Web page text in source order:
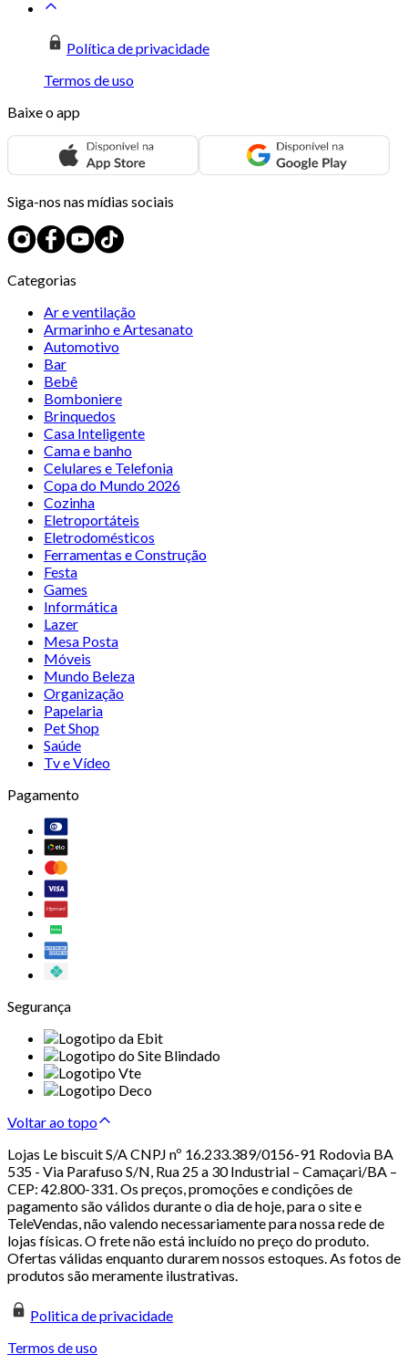
Política de privacidade
Termos de uso
Baixe o app
Siga-nos nas mídias sociais
Categorias
Ar e ventilação
Armarinho e Artesanato
Automotivo
Bar
Bebê
Bomboniere
Brinquedos
Casa Inteligente
Cama e banho
Celulares e Telefonia
Copa do Mundo 2026
Cozinha
Eletroportáteis
Eletrodomésticos
Ferramentas e Construção
Festa
Games
Informática
Lazer
Mesa Posta
Móveis
Mundo Beleza
Organização
Papelaria
Pet Shop
Saúde
Tv e Vídeo
Pagamento
Segurança
Voltar ao topo
Lojas Le biscuit S/A CNPJ nº 16.233.389/0156-91 Rodovia BA
535 - Via Parafuso S/N, Rua 25 a 30 Industrial – Camaçari/BA –
CEP: 42.800-331. Os preços, promoções e condições de
pagamento são válidos durante o dia de hoje, para o site e
TeleVendas, não valendo necessariamente para nossa rede de
lojas físicas. O frete não está incluído no preço do produto.
Ofertas válidas enquanto durarem nossos estoques. As fotos de
produtos são meramente ilustrativas.
Politica de privacidade
Termos de uso